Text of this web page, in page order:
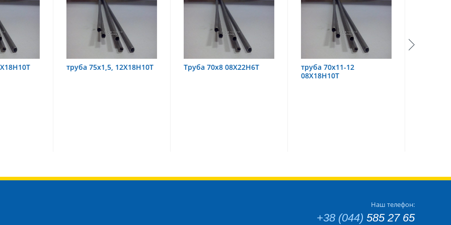
12Х18Н10Т Труба 70х8 08Х22Н6Т
труба 70х11-12
труба 60х6 08Х18Н10
Наш телефон:
+38 (044) 585 27 65